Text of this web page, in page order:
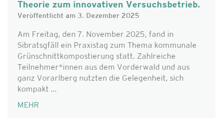
Theorie zum innovativen Versuchsbetrieb.
Veröffentlicht am 3. Dezember 2025
Am Freitag, den 7. November 2025, fand in
Sibratsgfäll ein Praxistag zum Thema kommunale
Grünschnittkompostierung statt. Zahlreiche
Teilnehmer*innen aus dem Vorderwald und aus
ganz Vorarlberg nutzten die Gelegenheit, sich
kompakt ...
MEHR